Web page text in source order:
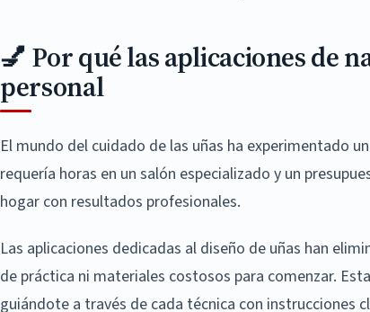
💅 Por qué las aplicaciones de
personal
El mundo del cuidado de las uñas ha experimentado
requería horas en un salón especializado y un
hogar con resultados profesionales.
Las aplicaciones dedicadas al diseño de uñas han
de práctica ni materiales costosos para comenzar.
guiándote a través de cada técnica con instrucciones